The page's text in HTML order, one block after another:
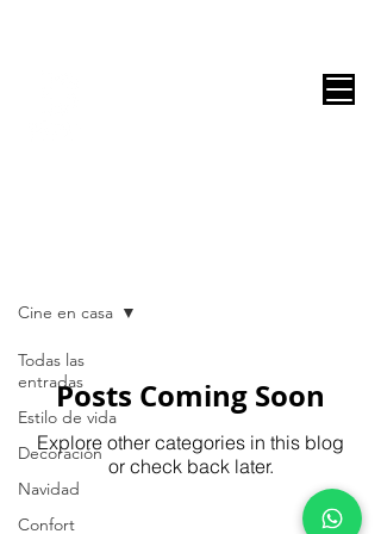
Todas las
entradas
Estilo de vida
Decoración
Navidad
Confort
Cine en casa
Posts Coming Soon
Explore other categories in this blog
or check back later.